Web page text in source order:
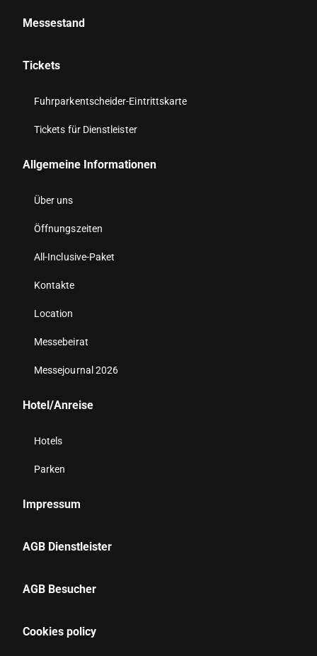
Messestand
Tickets
Fuhrparkentscheider-Eintrittskarte
Tickets für Dienstleister
Allgemeine Informationen
Über uns
Öffnungszeiten
All-Inclusive-Paket
Kontakte
Location
Messebeirat
Messejournal 2026
Hotel/Anreise
Hotels
Parken
Impressum
AGB Dienstleister
AGB Besucher
Cookies policy